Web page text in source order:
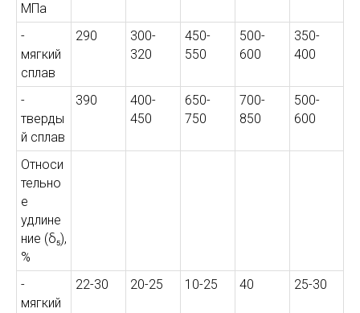
МПа
-
мягкий
сплав
290
300-
320
450-
550
500-
600
350-
400
-
тверды
й сплав
390
400-
450
650-
750
700-
850
500-
600
Относи
тельно
е
удлине
ние (δ₅),
%
-
мягкий
22-30 20-25 10-25 40 25-30